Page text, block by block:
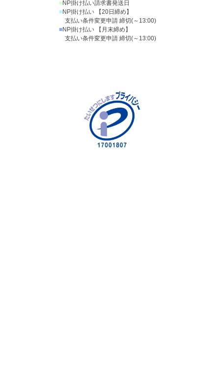
■NP掛け払い請求書発送日
■NP掛け払い 【20日締め】
支払い条件変更申請 締切(～13:00)
■NP掛け払い 【月末締め】
支払い条件変更申請 締切(～13:00)